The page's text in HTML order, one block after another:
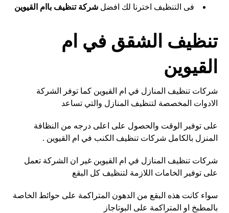
فى التنظيف اخترنا لك افضل شركة تنظيف باام القيوين
تنظيف الشقق في ام
القيوين
شركات تنظيف المنازل في ام القيوين كما توفر الشركة
الادوات المخصصة لتنظيف المنازل والتي تساعد
على توفير الوقت والحصول على اعلى درجه من النظافة
المنزل بالكامل شركات تنظيف الكنب في ام القيوين .
شركات تنظيف المنازل في ام القيوين غير ان الشركة تعمل
على توفير الخامات اللازمة لتنظيف كل البقع
سواء كانت هذه البقع من الدهون المتراكمة على حوائط الخاصة
بالمطبخ او المتراكمة على البوتاجاز